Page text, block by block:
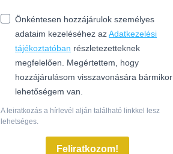
Önkéntesen hozzájárulok személyes
adataim kezeléséhez azAdatkezelési
tájékoztatóban részletezetteknek
megfelelően. Megértettem, hogy
hozzájárulásom visszavonására bármikor
lehetőségem van.
A leiratkozás a hírlevél alján található linkkel lesz
lehetséges.
Feliratkozom!